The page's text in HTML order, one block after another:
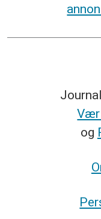
Vær
og